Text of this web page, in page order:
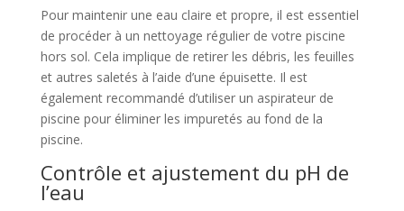
Pour maintenir une eau claire et propre, il est essentiel
de procéder à un nettoyage régulier de votre piscine
hors sol. Cela implique de retirer les débris, les feuilles
et autres saletés à l’aide d’une épuisette. Il est
également recommandé d’utiliser un aspirateur de
piscine pour éliminer les impuretés au fond de la
piscine.
Contrôle et ajustement du pH de
l’eau